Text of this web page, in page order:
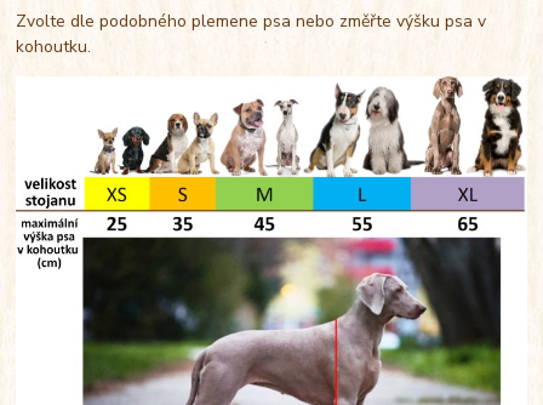
Zvolte dle podobného plemene psa nebo změřte výšku psa v
kohoutku.